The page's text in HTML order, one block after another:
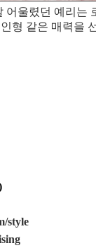
울렸던 예리는
형 같은 매력을
style